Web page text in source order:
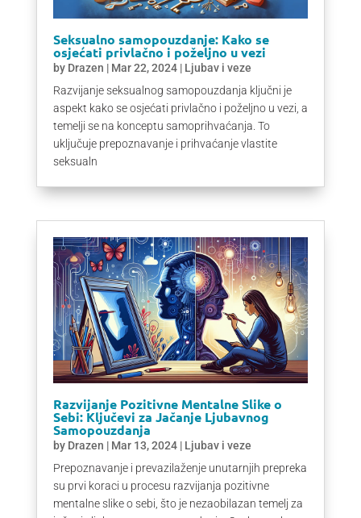
Seksualno samopouzdanje: Kako se
osjećati privlačno i poželjno u vezi
by Drazen | Mar 22, 2024| Ljubav i veze
Razvijanje seksualnog samopouzdanja ključni je
aspekt kako se osjećati privlačno i poželjno u vezi, a
temelji se na konceptu samoprihvaćanja. To
uključuje prepoznavanje i prihvaćanje vlastite
seksualn
Razvijanje Pozitivne Mentalne Slike o
Sebi: Ključevi za Jačanje Ljubavnog
Samopouzdanja
by Drazen | Mar 13, 2024| Ljubav i veze
Prepoznavanje i prevazilaženje unutarnjih prepreka
su prvi koraci u procesu razvijanja pozitivne
mentalne slike o sebi, što je nezaobilazan temelj za